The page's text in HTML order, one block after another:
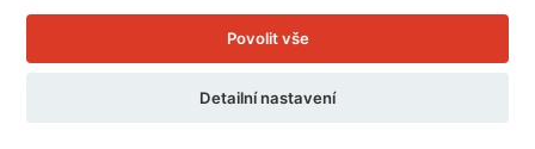
Povolit vše
Detailní nastavení